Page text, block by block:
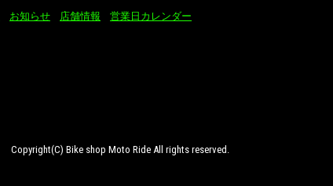
お知らせ 店舗情報
営業日カレンダー
Copyright(C) Bike shop Moto Ride All rights reserved.